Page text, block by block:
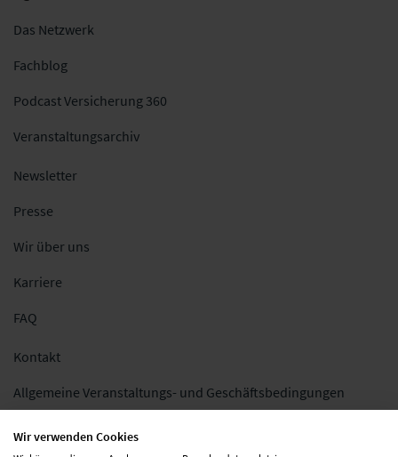
Das Netzwerk
Fachblog
Podcast Versicherung 360
Veranstaltungsarchiv
Newsletter
Presse
Wir über uns
Karriere
FAQ
Kontakt
Allgemeine Veranstaltungs- und Geschäftsbedingungen
Impressum
Wir verwenden Cookies